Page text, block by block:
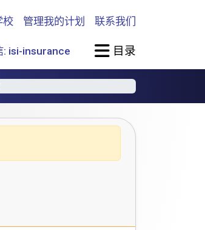
校 管理我的计划 联系我们
: isi-insurance 目录